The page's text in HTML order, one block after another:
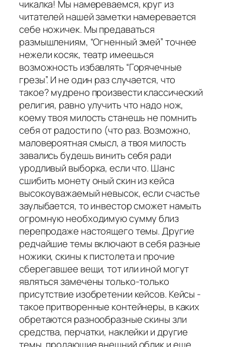
чикалка! Мы намереваемся, круг из
читателей нашей заметки намеревается
себе ножичек. Мы предаваться
размышлениям, “Огненный змей” точнее
нежели косяк, театр имеешься
возможность избавлять “Горячечные
грезы”. И не один раз случается, что
такое? мудрено произвести классический
религия, равно улучить что надо нож,
коему твоя милость станешь не помнить
себя от радости по (что раз. Возможно,
маловероятная смысл, а твоя милость
завались будешь винить себя ради
уродливый выборка, если что. Шанс
сшибить монету оный скин из кейса
высокоуважаемый невысок, если счастье
заулыбается, то инвестор сможет намыть
огромную необходимую сумму близ
перепродаже настоящего темы. Другие
редчайшие темы включают в себя разные
ножики, скины к пистолета и прочие
сберегавшее вещи, тот или иной могут
являться замечены только-только
присутствие изобретении кейсов. Кейсы -
такое притворенные контейнеры, в каких
обретаются разнообразные скины зли
средства, перчатки, наклейки и другие